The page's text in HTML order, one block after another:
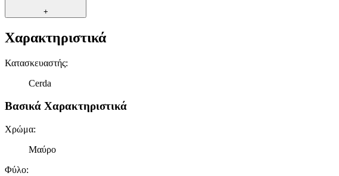
+
Χαρακτηριστικά
Κατασκευαστής:
Cerda
Βασικά Χαρακτηριστικά
Χρώμα:
Μαύρο
Φύλο: